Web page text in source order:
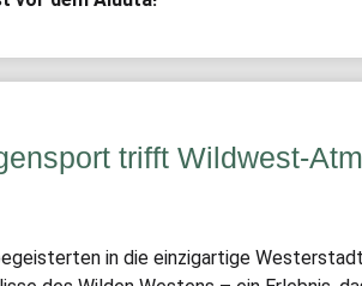
trifft Wildwest-
in die einzigartige